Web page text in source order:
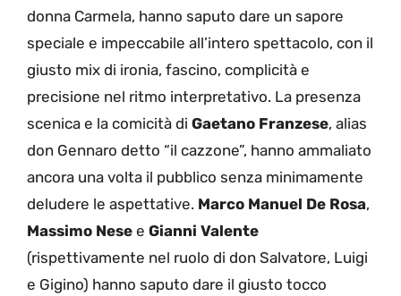
donna Carmela, hanno saputo dare un sapore
speciale e impeccabile all’intero spettacolo, con il
giusto mix di ironia, fascino, complicità e
precisione nel ritmo interpretativo. La presenza
scenica e la comicità di Gaetano Franzese, alias
don Gennaro detto “il cazzone”, hanno ammaliato
ancora una volta il pubblico senza minimamente
deludere le aspettative. Marco Manuel De Rosa,
Massimo Nese e Gianni Valente
(rispettivamente nel ruolo di don Salvatore, Luigi
e Gigino) hanno saputo dare il giusto tocco